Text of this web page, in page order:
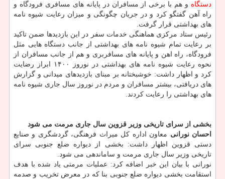
دستگاه و هم با برخی از مسافران در پایانه های مسافری فرودگاه و
راه آهن گفتگو کرد و در جریان چگونگی و میزان رعایت شیوه نامه
های بهداشتی قرار گرفت.
رئیس ستاد مرکزی هماهنگی خدمات سفر در این بازدیدها ضمن تاکید
بر رعایت تمام شیوه نامه های بهداشتی از جانب دستگاه هایی مثل
فرودگاه، راه اهن و پایانه های مسافربری و هم از جانب مسافران از
نحوه رعایت شیوه نامه های بهداشتی در نوروز ۱۴۰۰ ابراز رضایت
کرد و اظهار داشت: خوشبختانه بر مبنای بازدیدهای میدانی و گزارش
های دریافتی، بیشتر مسافران و مردم در نوروز سال جاری شیوه نامه
های بهداشتی را رعایت کردند.
بخشی از سرای تاریخی وزیر قزوین سال جاری مرمت می شود
احسان نورانی معاون اداره کل میراث فرهنگی، گردشگری و صنایع
دستی قزوین اظهار داشت: بخشی از دیواره ضلع جنوبی سرای
تاریخی وزیر سال جاری مرمت و ساماندهی می شود.
نورانی با بیان این خبر اضافه کرد: عملیات مرمتی یاد شده با هدف
استقامت بخشی دیواره ضلع جنوبی بنا که در معرض تخریب و صدمه